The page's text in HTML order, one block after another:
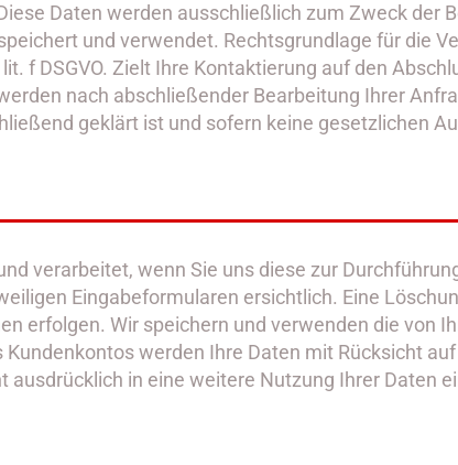
Daten werden ausschließlich zum Zweck der
und verwendet. Rechtsgrundlage für die
f DSGVO. Zielt Ihre Kontaktierung auf den
nach abschließender Bearbeitung Ihrer
geklärt ist und sofern keine gesetzlichen
verarbeitet, wenn Sie uns diese zur
Eingabeformularen ersichtlich. Eine
erfolgen. Wir speichern und verwenden die von
werden Ihre Daten mit Rücksicht
in eine weitere Nutzung Ihrer Daten